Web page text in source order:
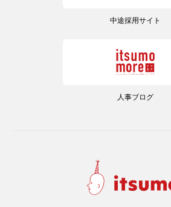
中途採用サイト
人事ブログ